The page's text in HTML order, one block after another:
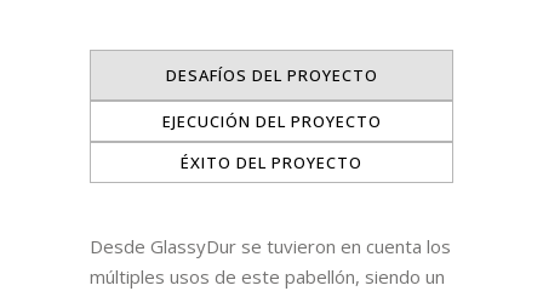
DESAFÍOS DEL PROYECTO
EJECUCIÓN DEL PROYECTO
ÉXITO DEL PROYECTO
Desde GlassyDur se tuvieron en cuenta los
múltiples usos de este pabellón, siendo un